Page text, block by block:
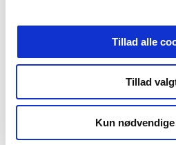
Tillad alle
Tillad
Kun
Du er blevet straffet med en
og med 10.000 kr. for
straffeloven, færdselsloven, lov
opfylder betingelserne for at få
fordi karenstiden endnu ikke er